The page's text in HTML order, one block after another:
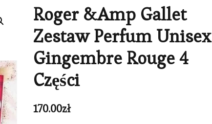
Roger &Amp Gallet
Zestaw Perfum Unisex
Gingembre Rouge 4
Części
170.00zł